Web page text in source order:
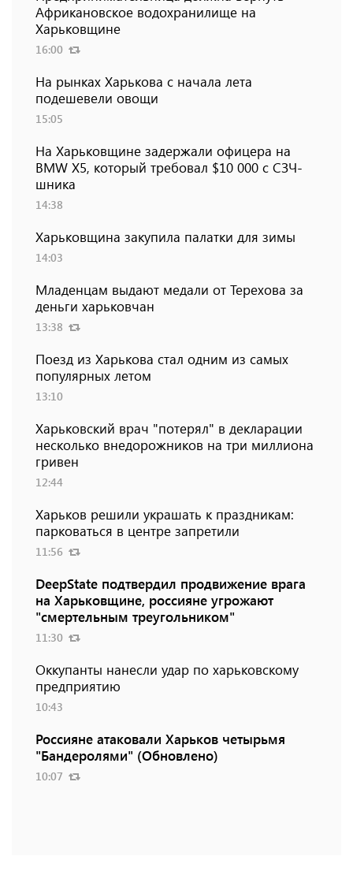
Африкановское водохранилище на
Харьковщине
16:00
На рынках Харькова с начала лета
подешевели овощи
15:05
На Харьковщине задержали офицера на
BMW Х5, который требовал $10 000 с СЗЧ-
шника
14:38
Харьковщина закупила палатки для зимы
14:03
Младенцам выдают медали от Терехова за
деньги харьковчан
13:38
Поезд из Харькова стал одним из самых
популярных летом
13:10
Харьковский врач "потерял" в декларации
несколько внедорожников на три миллиона
гривен
12:44
Харьков решили украшать к праздникам:
парковаться в центре запретили
11:56
DeepState подтвердил продвижение врага
на Харьковщине, россияне угрожают
"смертельным треугольником"
11:30
Оккупанты нанесли удар по харьковскому
предприятию
10:43
Россияне атаковали Харьков четырьмя
"Бандеролями" (Обновлено)
10:07